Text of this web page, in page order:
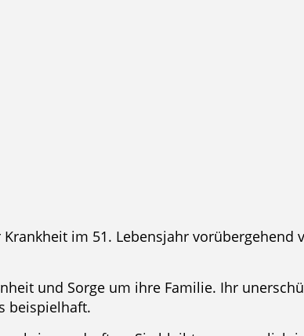
im 51. Lebensjahr vorübergehend
und Sorge um ihre Familie. Ihr
beispielhaft.